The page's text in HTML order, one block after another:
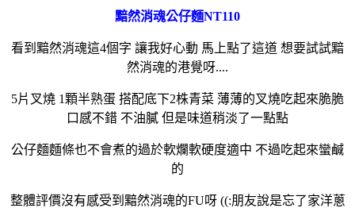
黯然消魂公仔麵NT110
看到黯然消魂這4個字 讓我好心動 馬上點了這道 想要試試黯
然消魂的港覺呀....
5片叉燒 1顆半熟蛋 搭配底下2株青菜 薄薄的叉燒吃起來脆脆
口感不錯 不油膩 但是味道稍淡了一點點
公仔麵麵條也不會煮的過於軟爛軟硬度適中 不過吃起來蠻鹹
的
整體評價沒有感受到黯然消魂的FU呀 ((:朋友說是忘了家洋蔥